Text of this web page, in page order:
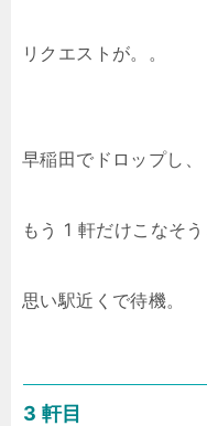
リクエストが。。
早稲田でドロップし、
もう 1 軒だけこなそう
思い駅近くで待機。
3 軒目